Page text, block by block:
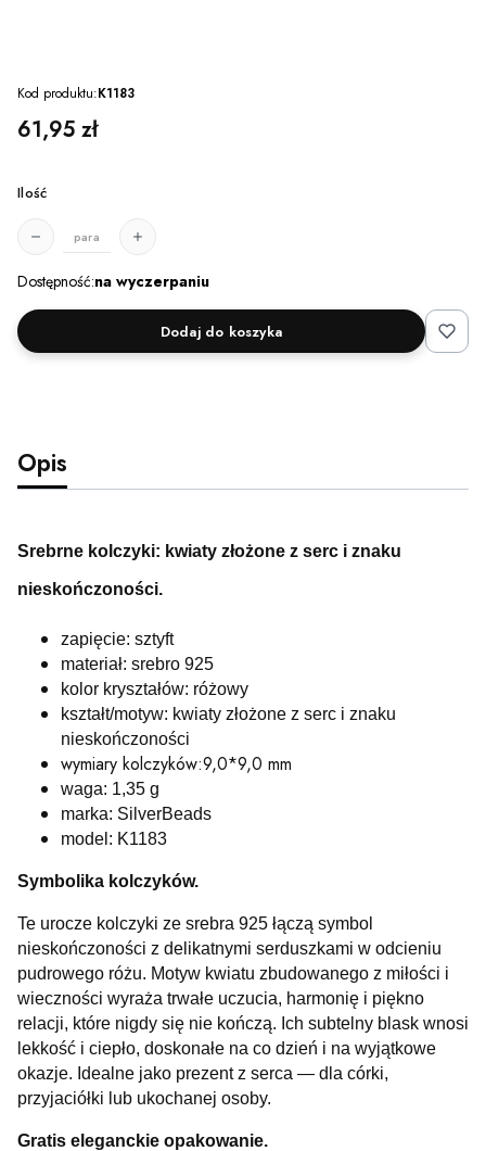
Kod produktu:K1183
Cena
61,95 zł
Ilość
para
Dostępność:na wyczerpaniu
Dodaj do koszyka
Opis
Srebrne kolczyki: kwiaty złożone z serc i znaku
nieskończoności.
zapięcie: sztyft
materiał: srebro 925
kolor kryształów: różowy
kształt/motyw: kwiaty złożone z serc i znaku
nieskończoności
wymiary kolczyków:9,0*9,0 mm
waga: 1,35 g
marka: SilverBeads
model: K1183
Symbolika kolczyków.
Te urocze kolczyki ze srebra 925 łączą symbol
nieskończoności z delikatnymi serduszkami w odcieniu
pudrowego różu. Motyw kwiatu zbudowanego z miłości i
wieczności wyraża trwałe uczucia, harmonię i piękno
relacji, które nigdy się nie kończą. Ich subtelny blask wnosi
lekkość i ciepło, doskonałe na co dzień i na wyjątkowe
okazje. Idealne jako prezent z serca — dla córki,
przyjaciółki lub ukochanej osoby.
Gratis eleganckie opakowanie.